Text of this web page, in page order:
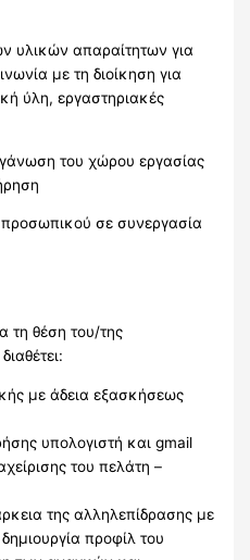
υλικών απαραίτητων για
με τη διοίκηση για
ύλη, εργαστηριακές
του χώρου εργασίας
προσωπικού σε συνεργασία
τη θέση του/της
με άδεια εξασκήσεως
υπολογιστή και gmail
του πελάτη –
της αλληλεπίδρασης με
προφίλ του